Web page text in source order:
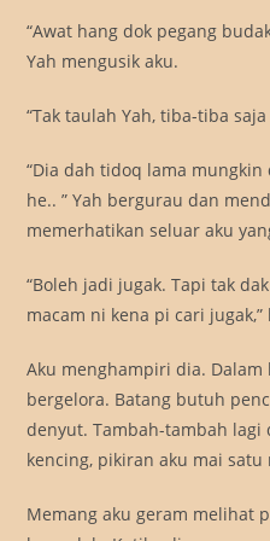
“Awat hang dok pegang
Yah mengusik aku.
“Tak taulah Yah, tiba-tiba
“Dia dah tidoq lama mungkin
he.. ” Yah bergurau dan
memerhatikan seluar aku
“Boleh jadi jugak. Tapi tak
macam ni kena pi cari jugak,”
Aku menghampiri dia.
bergelora. Batang butuh
denyut. Tambah-tambah
kencing, pikiran aku mai satu
Memang aku geram melihat